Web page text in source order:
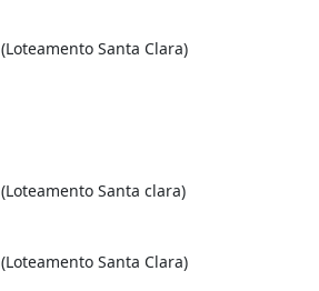
(Loteamento Santa Clara)
(Loteamento Santa clara)
(Loteamento Santa Clara)